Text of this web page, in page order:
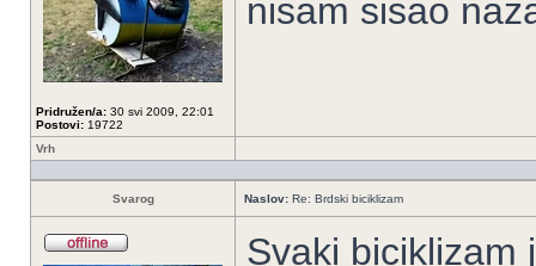
Pridružen/a: 30 svi 2009, 22:01
Postovi: 19722
nisam sisao
Vrh
Svarog Naslov: Re: Brdski biciklizam
Svaki biciklizam